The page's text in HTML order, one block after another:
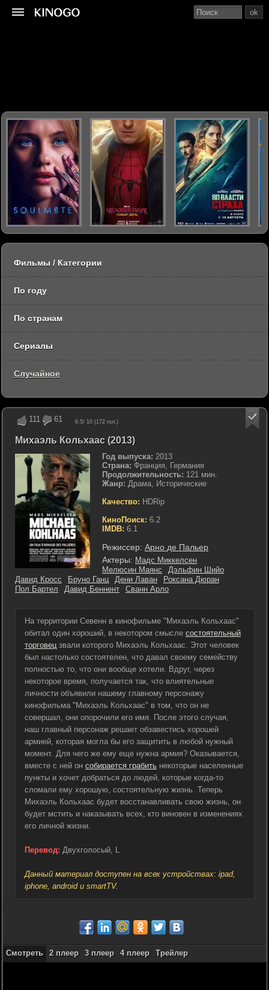
111 61 6.5/ 10 (172 гол.)
Михаэль Кольхаас (2013)
Год выпуска: 2013
Страна: Франция, Германия
Продолжительность: 121 мин.
Жанр: Драма, Исторические
Качество: HDRip
КиноПоиск: 6.2
IMDB: 6.1
Режиссер: Арно де Пальер
Актеры: Мадс Миккелсен
Мелюсин Маянс
Дэльфин Шийо
Давид Кросс
Бруно Ганц Дени Лаван
Роксана Дюран
Пол Бартел
Давид Беннент Сванн Арло
На территории Севенн в кинофильме "Михаэль Кольхаас"
обитал один хороший, в некотором смысле состоятельный
торговец звали которого Михаэль Кольхаас. Этот человек
был настолько состоятелен, что давал своему семейству
полностью то, что они вообще хотели. Вдруг, через
некоторое время, получается так, что влиятельные
личности объявили нашему главному персонажу
кинофильма "Михаэль Кольхаас" в том, что он не
совершал, они опорочили его имя. После этого случая,
наш главный персонаж решает обзавестись хорошей
армией, которая могла бы его защитить в любой нужный
момент. Для чего же ему еще нужна армия? Оказывается,
вместе с ней он собирается грабить некоторые населенные
пункты и хочет добраться до людей, которые когда-то
сломали ему хорошую, состоятельную жизнь. Теперь
Михаэль Кольхаас будет восстанавливать свою жизнь, он
будет мстить и наказывать всех, кто виновен в изменениях
его личной жизни.
Перевод: Двухголосый, L
Данный материал доступен на всех устройствах: ipad,
iphone, android и smartTV.
Смотреть 2 плеер 3 плеер 4 плеер Трейлер
ok
Фильмы / Категории
По году
По странам
Сериалы
Случайное